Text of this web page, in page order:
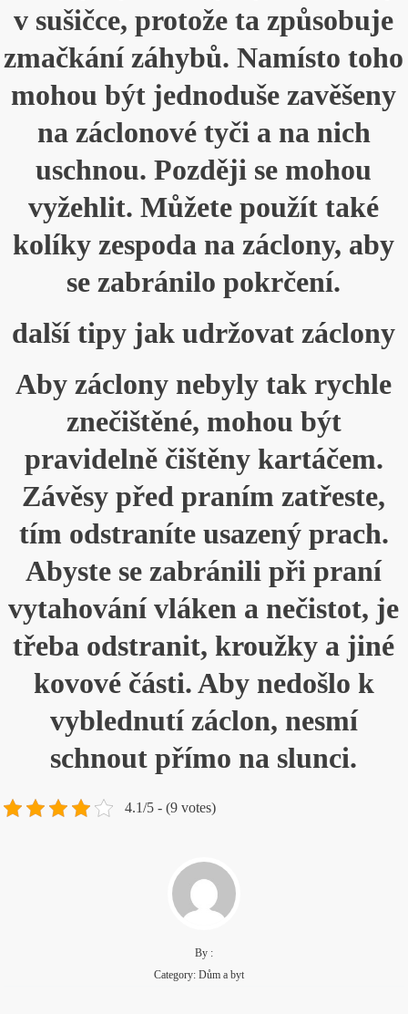
v sušičce, protože ta způsobuje
zmačkání záhybů. Namísto toho
mohou být jednoduše zavěšeny
na záclonové tyči a na nich
uschnou. Později se mohou
vyžehlit. Můžete použít také
kolíky zespoda na záclony, aby
se zabránilo pokrčení.
další tipy jak udržovat záclony
Aby záclony nebyly tak rychle
znečištěné, mohou být
pravidelně čištěny kartáčem.
Závěsy před praním zatřeste,
tím odstraníte usazený prach.
Abyste se zabránili při praní
vytahování vláken a nečistot, je
třeba odstranit, kroužky a jiné
kovové části. Aby nedošlo k
vyblednutí záclon, nesmí
schnout přímo na slunci.
4.1/5 - (9 votes)
By :
Category:Dům a byt